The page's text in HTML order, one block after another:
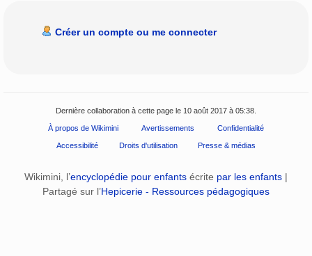
Créer un compte ou me connecter
Dernière collaboration à cette page le 10 août 2017 à 05:38.
À propos de Wikimini Avertissements Confidentialité
Accessibilité Droits d'utilisation Presse & médias
Wikimini, l’encyclopédie pour enfants écrite par les enfants |
Partagé sur l’Hepicerie - Ressources pédagogiques